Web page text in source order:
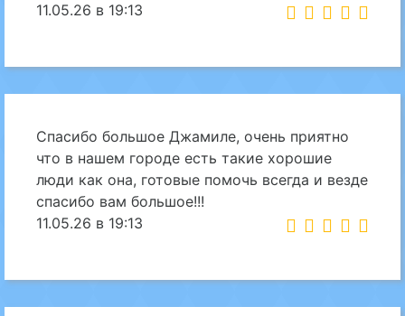
11.05.26 в 19:13
Спасибо большое Джамиле, очень приятно
что в нашем городе есть такие хорошие
люди как она, готовые помочь всегда и везде
спасибо вам большое!!!
11.05.26 в 19:13